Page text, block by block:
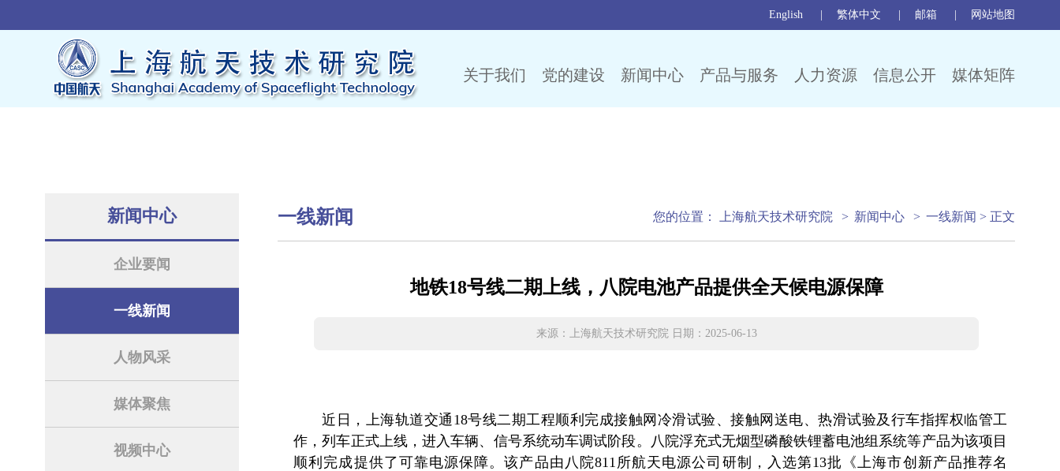
English 繁体中文 邮箱 网站地图
关于我们 党的建设 新闻中心 产品与服务 人力资源 信息公开 媒体矩阵
新闻中心
企业要闻
一线新闻
人物风采
媒体聚焦
视频中心
一线新闻 您的位置： 上海航天技术研究院 > 新闻中心 > 一线新闻 > 正文
地铁18号线二期上线，八院电池产品提供全天候电源保障
来源：上海航天技术研究院 日期：2025-06-13
近日，上海轨道交通18号线二期工程顺利完成接触网冷滑试验、接触网送电、热滑试验及行车指挥权临管工
作，列车正式上线，进入车辆、信号系统动车调试阶段。八院浮充式无烟型磷酸铁锂蓄电池组系统等产品为该项目
顺利完成提供了可靠电源保障。该产品由八院811所航天电源公司研制，入选第13批《上海市创新产品推荐名